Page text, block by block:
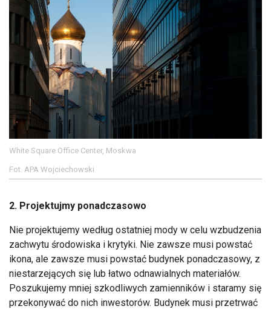
White Square Office Center, Moskwa
Fot. APA Wojciechowski
2. Projektujmy ponadczasowo
Nie projektujemy według ostatniej mody w celu wzbudzenia
zachwytu środowiska i krytyki. Nie zawsze musi powstać
ikona, ale zawsze musi powstać budynek ponadczasowy, z
niestarzejących się lub łatwo odnawialnych materiałów.
Poszukujemy mniej szkodliwych zamienników i staramy się
przekonywać do nich inwestorów. Budynek musi przetrwać